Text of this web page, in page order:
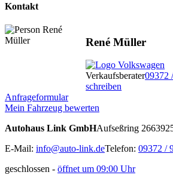
Kontakt
René Müller
Verkaufsberater09372
schreiben
Anfrageformular
Mein Fahrzeug bewerten
Autohaus Link GmbHAufseßring 26
E-Mail: info@auto-link.deTelefon: 09372 /
geschlossen - öffnet um 09:00 Uhr